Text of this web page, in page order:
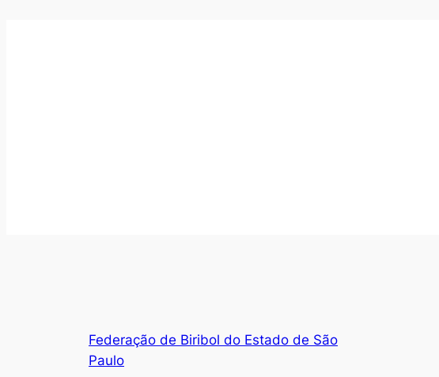
Federação de Biribol do Estado de São
Paulo